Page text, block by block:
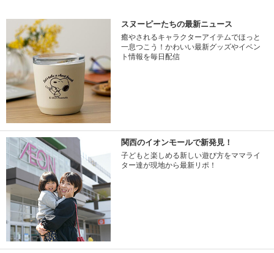
スヌーピーたちの最新ニュース
癒やされるキャラクターアイテムでほっと
一息つこう！かわいい最新グッズやイベン
ト情報を毎日配信
関西のイオンモールで新発見！
子どもと楽しめる新しい遊び方をママライ
ター達が現地から最新リポ！